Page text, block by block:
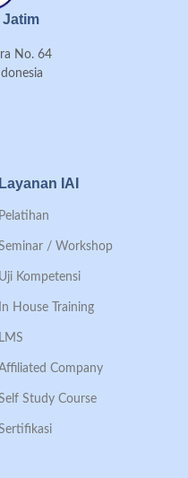
Jatim
No. 64
Layanan IAI
Pelatihan
/ Workshop
Uji Kompetensi
In House Training
LMS
Company
Study Course